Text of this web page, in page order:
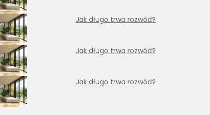
Jak długo trwa rozwód?
Jak długo trwa rozwód?
Jak długo trwa rozwód?